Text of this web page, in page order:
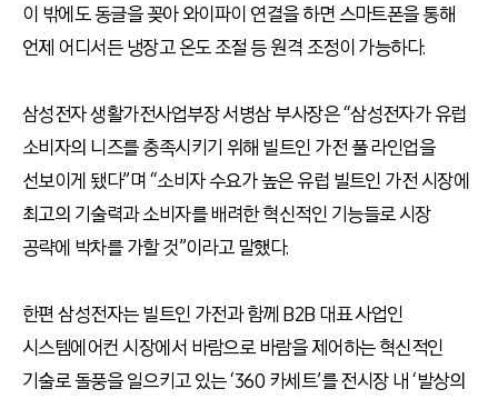
이 밖에도 동글을 꽂아 와이파이 연결을 하면 스마트폰을 통해
언제 어디서든 냉장고 온도 조절 등 원격 조정이 가능하다.
삼성전자 생활가전사업부장 서병삼 부사장은 “삼성전자가 유럽
소비자의 니즈를 충족시키기 위해 빌트인 가전 풀 라인업을
선보이게 됐다”며 “소비자 수요가 높은 유럽 빌트인 가전 시장에
최고의 기술력과 소비자를 배려한 혁신적인 기능들로 시장
공략에 박차를 가할 것”이라고 말했다.
한편 삼성전자는 빌트인 가전과 함께 B2B 대표 사업인
시스템에어컨 시장에서 바람으로 바람을 제어하는 혁신적인
기술로 돌풍을 일으키고 있는 ‘360 카세트’를 전시장 내 ‘발상의